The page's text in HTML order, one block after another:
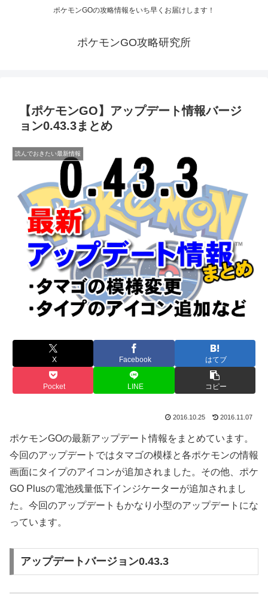
ポケモンGOの攻略情報をいち早くお届けします！
ポケモンGO攻略研究所
【ポケモンGO】アップデート情報バージ
ョン0.43.3まとめ
読んでおきたい最新情報
X Facebook はてブ
Pocket LINE コピー
2016.10.25 2016.11.07
ポケモンGOの最新アップデート情報をまとめています。
今回のアップデートではタマゴの模様と各ポケモンの情報
画面にタイプのアイコンが追加されました。その他、ポケ
GO Plusの電池残量低下インジケーターが追加されまし
た。今回のアップデートもかなり小型のアップデートにな
っています。
アップデートバージョン0.43.3